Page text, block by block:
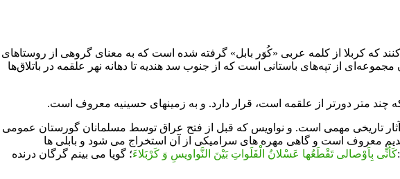
که کربلا از کلمه عربی «کُوَر بابل» گرفته شده است که به معنای گروهی از روستاهای
از تپه‌های باستانی است که از جنوب سد هندیه تا دهانه نهر علقمه در باتلاق‌ها
متر دورتر از علقمه است، قرار دارد. و به زمینهای حسینیه معروف است.
تاریخی مهمی است. و نواویس که قبل از فتح عراق توسط مسلمانان گورستان عمومی
قدیم معروف است و گاهی مهره های سرامیکی از آن استخراج می شود و بابلی ها
کَأَنِّی بِاَوْصالی تَقْطَعُها عَسْلانُ الْفَلَواتِ بَیْنَ النَّواویسِ وَ کَرْبَلاءَ؛ گویا مى بینم گرگان درنده